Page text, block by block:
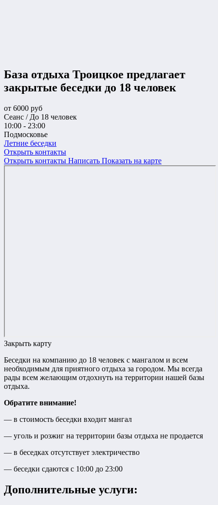
База отдыха Троицкое предлагает
закрытые беседки до 18 человек
от 6000 руб
Сеанс / До 18 человек
10:00 - 23:00
Подмосковье
Летние беседки
Открыть контакты
Открыть контакты Написать Показать на карте
Закрыть карту
Беседки на компанию до 18 человек с мангалом и всем
необходимым для приятного отдыха за городом. Мы всегда
рады всем желающим отдохнуть на территории нашей базы
отдыха.
Обратите внимание!
— в стоимость беседки входит мангал
— уголь и розжиг на территории базы отдыха не продается
— в беседках отсутствует электричество
— беседки сдаются с 10:00 до 23:00
Дополнительные услуги: